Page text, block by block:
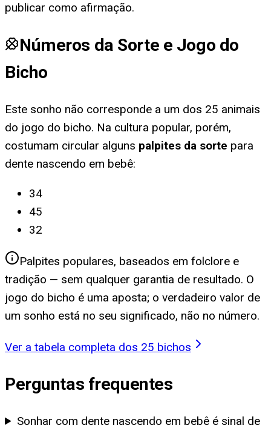
publicar como afirmação.
Números da Sorte e Jogo do
Bicho
Este sonho não corresponde a um dos 25 animais
do jogo do bicho. Na cultura popular, porém,
costumam circular alguns palpites da sorte para
dente nascendo em bebê:
34
45
32
Palpites populares, baseados em folclore e
tradição — sem qualquer garantia de resultado. O
jogo do bicho é uma aposta; o verdadeiro valor de
um sonho está no seu significado, não no número.
Ver a tabela completa dos 25 bichos
Perguntas frequentes
Sonhar com dente nascendo em bebê é sinal de